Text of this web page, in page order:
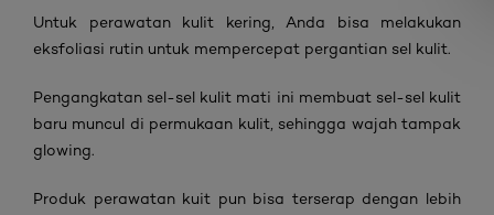
Untuk perawatan kulit kering, Anda bisa melakukan
eksfoliasi rutin untuk mempercepat pergantian sel kulit.
Pengangkatan sel-sel kulit mati ini membuat sel-sel kulit
baru muncul di permukaan kulit, sehingga wajah tampak
glowing.
Produk perawatan kuit pun bisa terserap dengan lebih